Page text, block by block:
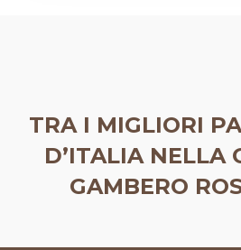
TRA I MIGLIORI
D’ITALIA NELLA
GAMBERO